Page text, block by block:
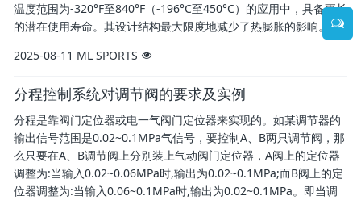
温度范围为-320°F至840°F（-196°C至450°C）的应用中，具备更长
的潜在使用寿命。其设计结构最大限度地减少了热膨胀的影响。
2025-08-11 ML SPORTS
分程控制系统对调节阀的要求及实例
分程是靠阀门定位器或电一气阀门定位器来实现的。如某调节器的
输出信号范围是0.02~0.1MPa气信号，要控制A、B两只调节阀，那
么只要在A、B调节阀上分别装上气动阀门定位器，A阀上的定位器
调整为:当输入0.02~0.06MPa时,输出为0.02~0.1MPa;而B阀上的定
位器调整为:当输入0.06~0.1MPa时,输出为0.02~0.1MPa。即当调